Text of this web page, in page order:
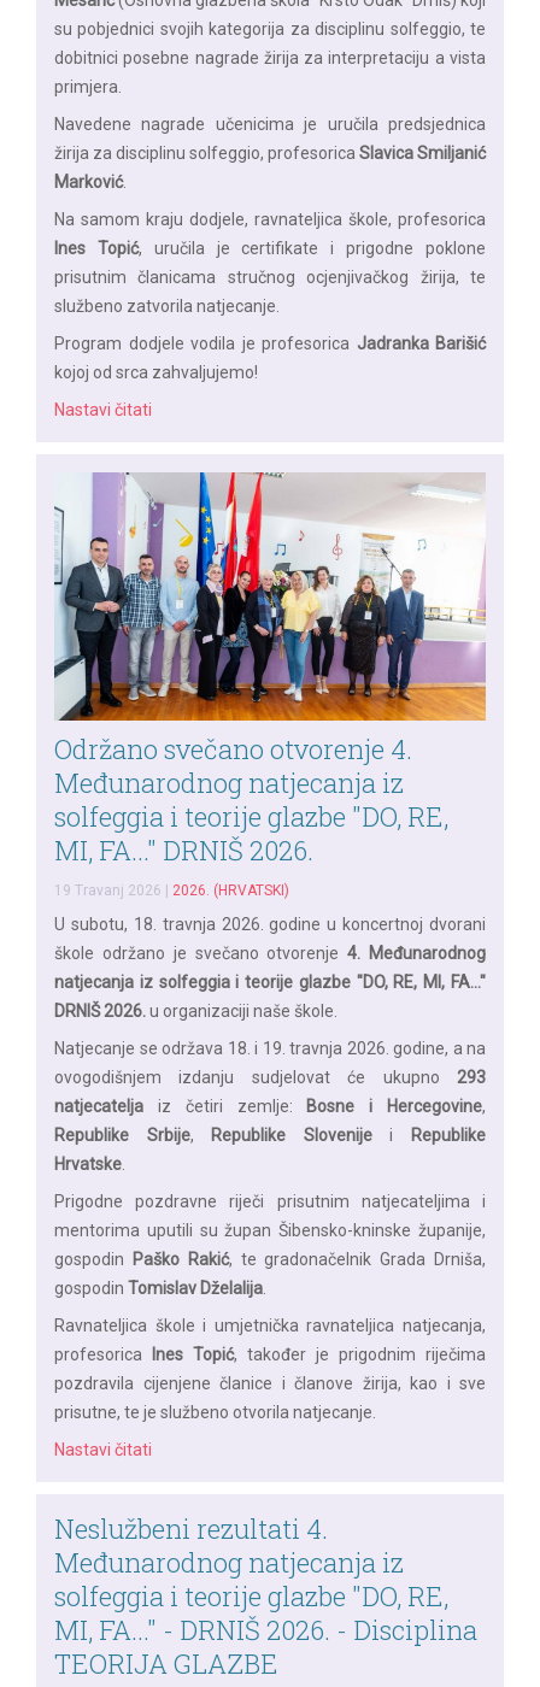
su pobjednici svojih kategorija za disciplinu solfeggio, te
dobitnici posebne nagrade žirija za interpretaciju a vista
primjera.
Navedene nagrade učenicima je uručila predsjednica
žirija za disciplinu solfeggio, profesorica Slavica Smiljanić
Marković.
Na samom kraju dodjele, ravnateljica škole, profesorica
Ines Topić, uručila je certifikate i prigodne poklone
prisutnim članicama stručnog ocjenjivačkog žirija, te
službeno zatvorila natjecanje.
Program dodjele vodila je profesorica Jadranka Barišić
kojoj od srca zahvaljujemo!
Nastavi čitati
Održano svečano otvorenje 4.
Međunarodnog natjecanja iz
solfeggia i teorije glazbe "DO, RE,
MI, FA..." DRNIŠ 2026.
19 Travanj 2026 2026. (HRVATSKI)
U subotu, 18. travnja 2026. godine u koncertnoj dvorani
škole održano je svečano otvorenje4. Međunarodnog
natjecanja iz solfeggia i teorije glazbe "DO, RE, MI, FA..."
DRNIŠ 2026.u organizaciji naše škole.
Natjecanje se održava 18. i 19. travnja 2026. godine, a na
ovogodišnjem izdanju sudjelovat će ukupno 293
natjecatelja iz četiri zemlje: Bosne i Hercegovine,
Republike Srbije, Republike Slovenijei
Republike
Hrvatske
Prigodne pozdravne riječi prisutnim natjecateljima i
mentorima uputili su župan Šibensko-kninske županije,
gospodin
Paško Rakić, te gradonačelnik Grada Drniša,
gospodin Tomislav Dželalija
Ravnateljica škole i umjetnička ravnateljica natjecanja,
profesorica
Ines Topić, također je prigodnim riječima
pozdravila cijenjene članice i članove žirija, kao i sve
prisutne, te je službeno otvorila natjecanje.
Nastavi čitati
Neslužbeni rezultati 4.
Međunarodnog natjecanja iz
solfeggia i teorije glazbe "DO, RE,
MI, FA..." - DRNIŠ 2026. - Disciplina
TEORIJA GLAZBE